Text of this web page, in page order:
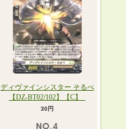
ディヴァインシスター そるべ
【DZ-BT02/102】【C】_
30円